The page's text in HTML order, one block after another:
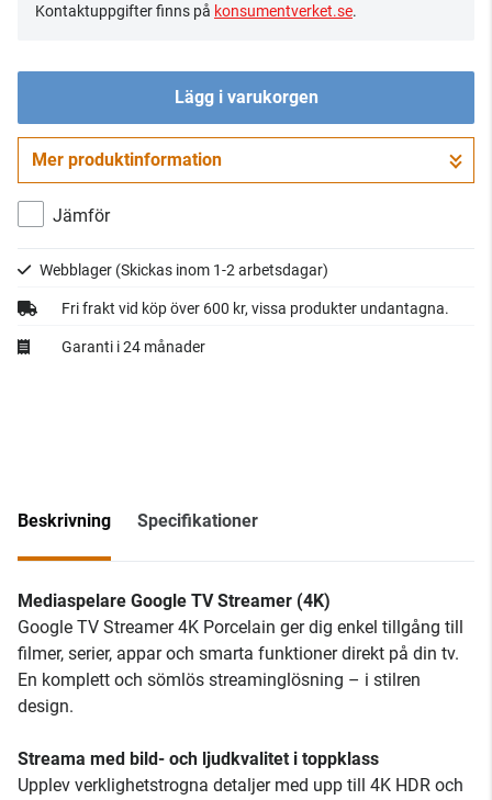
Kontaktuppgifter finns på konsumentverket.se.
Lägg i varukorgen
Gå till kassan
Mer produktinformation
Jämför
Webblager (Skickas inom 1-2 arbetsdagar)
Fri frakt vid köp över 600 kr, vissa produkter undantagna.
Garanti i 24 månader
Beskrivning Specifikationer
Mediaspelare Google TV Streamer (4K)
Google TV Streamer 4K Porcelain ger dig enkel tillgång till
filmer, serier, appar och smarta funktioner direkt på din tv.
En komplett och sömlös streaminglösning – i stilren
design.
Streama med bild- och ljudkvalitet i toppklass
Upplev verklighetstrogna detaljer med upp till 4K HDR och